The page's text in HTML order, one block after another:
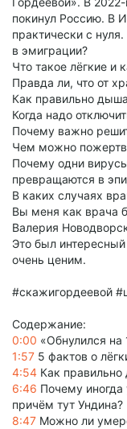
покинул Россию. В
практически с
в эмиграции?
Что такое лёгкие и
Правда ли, что от
Как правильно
Когда надо
Почему важно
Чем можно
Почему одни
превращаются в
В каких случаях
Вы меня как врача
Валерия
Это был
очень ценим.
#скажигордеевой
Содержание:
0:00 «Обнулился на
1:57 5 фактов о
4:54 Как
6:46 Почему иногда
причём тут Ундина?
8:47 Можно ли